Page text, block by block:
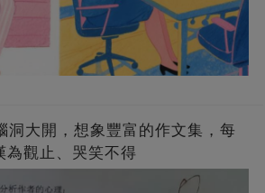
洞大開，想象豐富的作文集，每
為觀止、哭笑不得